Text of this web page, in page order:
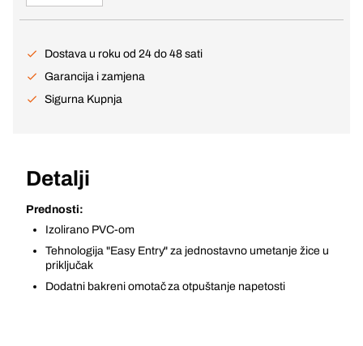
Dostava u roku od 24 do 48 sati
Garancija i zamjena
Sigurna Kupnja
Detalji
Prednosti:
Izolirano PVC-om
Tehnologija "Easy Entry" za jednostavno umetanje žice u
priključak
Dodatni bakreni omotač za otpuštanje napetosti